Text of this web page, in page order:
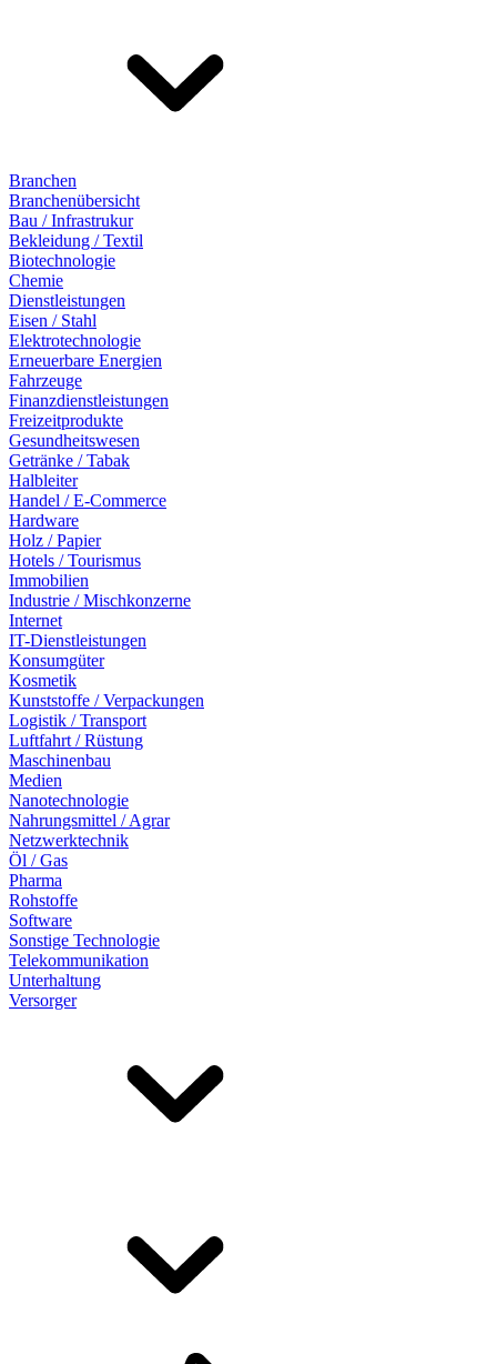
Branchen
Branchenübersicht
Bau / Infrastrukur
Bekleidung / Textil
Biotechnologie
Chemie
Dienstleistungen
Eisen / Stahl
Elektrotechnologie
Erneuerbare Energien
Fahrzeuge
Finanzdienstleistungen
Freizeitprodukte
Gesundheitswesen
Getränke / Tabak
Halbleiter
Handel / E-Commerce
Hardware
Holz / Papier
Hotels / Tourismus
Immobilien
Industrie / Mischkonzerne
Internet
IT-Dienstleistungen
Konsumgüter
Kosmetik
Kunststoffe / Verpackungen
Logistik / Transport
Luftfahrt / Rüstung
Maschinenbau
Medien
Nanotechnologie
Nahrungsmittel / Agrar
Netzwerktechnik
Öl / Gas
Pharma
Rohstoffe
Software
Sonstige Technologie
Telekommunikation
Unterhaltung
Versorger